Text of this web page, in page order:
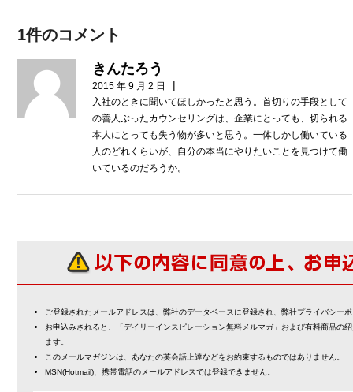
1件のコメント
きんたろう
2015 年 9 月 2 日 |
入社のときに聞いてほしかったと思う。首切りの手段として
の善人ぶったカウンセリングは、企業にとっても、切られる
本人にとっても失う物が多いと思う。一体しかし働いている
人のどれくらいが、自分の本当にやりたいことを見つけて働
いているのだろうか。
ご登録されたメールアドレスは、弊社のデータベースに登録され、弊社プライバシー
お申込みされると、「デイリーインスピレーション無料メルマガ」および有料商品の
ます。
このメールマガジンは、あなたの英会話上達などをお約束するものではありません。
MSN(Hotmail)、携帯電話のメールアドレスでは登録できません。